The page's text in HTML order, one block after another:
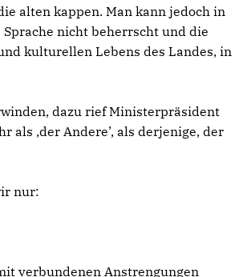
alten kappen. Man kann jedoch in
nicht beherrscht und die
kulturellen Lebens des Landes, in
dazu rief Ministerpräsident
als ‚der Andere’, als derjenige, der
nur:
verbundenen Anstrengungen